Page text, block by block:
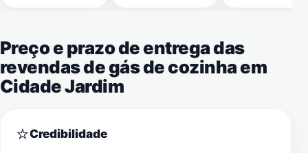
Preço e prazo de entrega das
revendas de gás de cozinha em
Cidade Jardim
⭐Credibilidade